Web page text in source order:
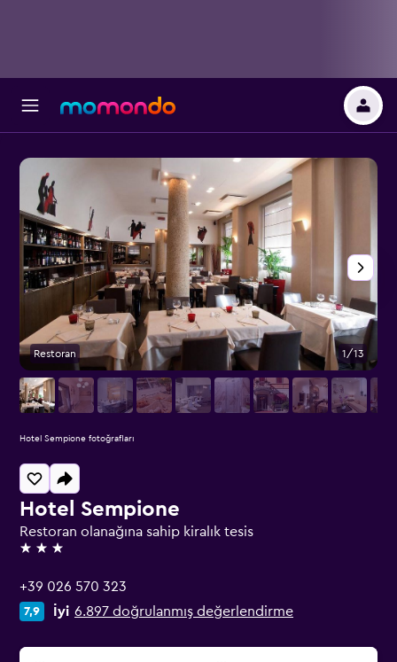
Hotel Sempione
Restoran olanağına sahip kiralık tesis
3 yıldız
+39 026 570 323
7,9 İyi 6.897 doğrulanmış değerlendirme
Restoran 1/13
Hotel Sempione fotoğrafları